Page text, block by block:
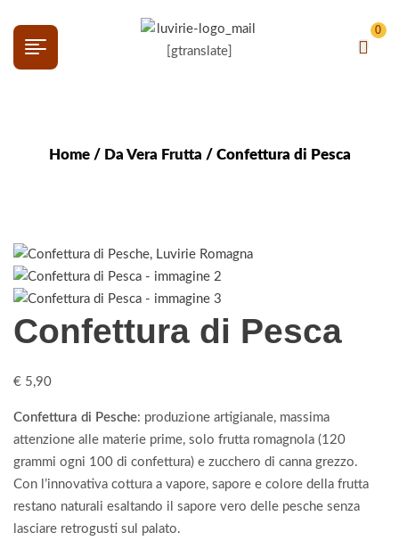
[gtranslate]
0
Home/ Da Vera Frutta / Confettura di Pesca
Confettura di Pesca
€ 5,90
Confettura di Pesche: produzione artigianale, massima
attenzione alle materie prime, solo frutta romagnola (120
grammi ogni 100 di confettura) e zucchero di canna grezzo.
Con l’innovativa cottura a vapore, sapore e colore della frutta
restano naturali esaltando il sapore vero delle pesche senza
lasciare retrogusti sul palato.